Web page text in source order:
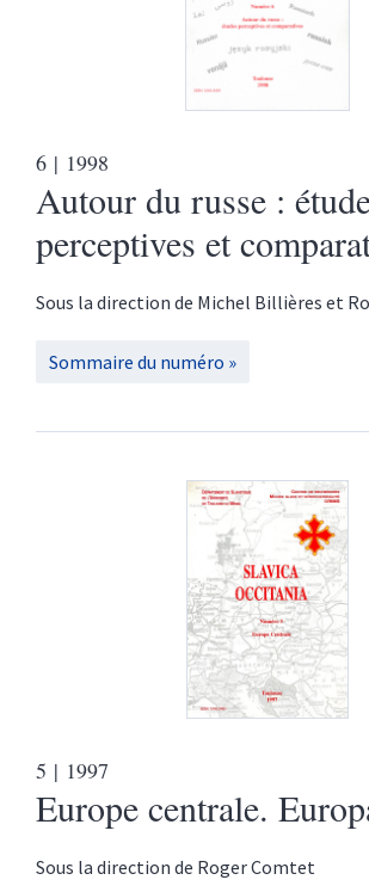
6 | 1998
Autour du russe :
perceptives et
Sous la direction de Michel Billières et
Sommaire du numéro
5 | 1997
Europe centrale.
Sous la direction de RogerComtet